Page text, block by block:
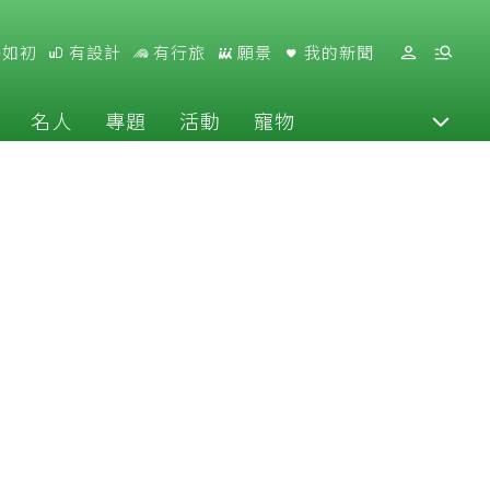
初 有設計 有行旅 願景 我的新聞
名人 專題 活動 寵物